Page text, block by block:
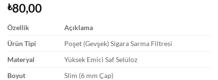
₺80,00
Özellik
Açıklama
Ürün Tipi
Poşet (Gevşek) Sigara Sarma Filtresi
Materyal
Yüksek Emici Saf Selüloz
Boyut
Slim (6 mm Çap)